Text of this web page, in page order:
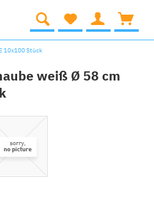
10x100 Stück
weiß Ø 58 cm